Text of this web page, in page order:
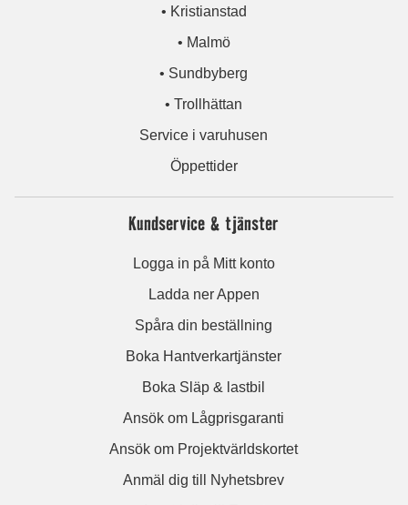
• Kristianstad
• Malmö
• Sundbyberg
• Trollhättan
Service i varuhusen
Öppettider
Kundservice & tjänster
Logga in på Mitt konto
Ladda ner Appen
Spåra din beställning
Boka Hantverkartjänster
Boka Släp & lastbil
Ansök om Lågprisgaranti
Ansök om Projektvärldskortet
Anmäl dig till Nyhetsbrev